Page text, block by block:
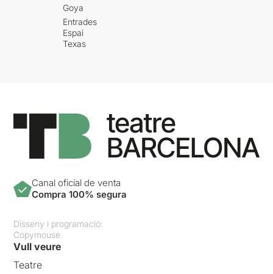
Goya
Entrades
Espai
Texas
Canal oficial de venta
Compra 100% segura
Disseny i programació:
Copymouse
Vull veure
Teatre